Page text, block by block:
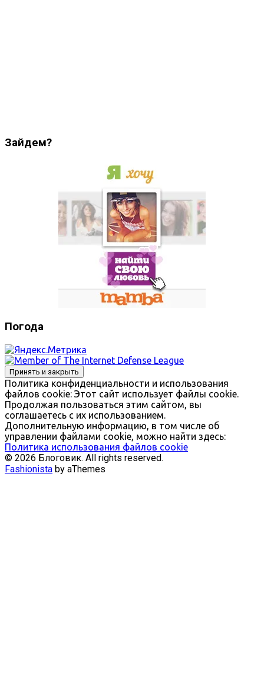
Зайдем?
Погода
Политика конфиденциальности и использования
файлов сookie: Этот сайт использует файлы cookie.
Продолжая пользоваться этим сайтом, вы
соглашаетесь с их использованием.
Дополнительную информацию, в том числе об
управлении файлами cookie, можно найти здесь:
Политика использования файлов cookie
© 2026 Блоговик. All rights reserved.
Fashionista by aThemes